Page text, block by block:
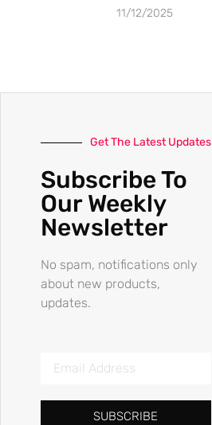
11/12/2025
Get The Latest Updates
Subscribe To
Our Weekly
Newsletter
No spam, notifications only
about new products,
updates.
SUBSCRIBE